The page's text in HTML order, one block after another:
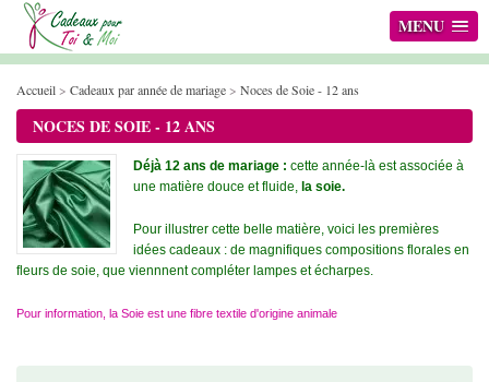
MENU
Accueil> Cadeaux par année de mariage> Noces de Soie - 12 ans
NOCES DE SOIE - 12 ANS
Déjà 12 ans de mariage : cette année-là est associée à
une matière douce et fluide, la soie.
Pour illustrer cette belle matière, voici les premières
idées cadeaux : de magnifiques compositions florales en
fleurs de soie, que viennnent compléter lampes et écharpes.
Pour information, la Soie est une fibre textile d'origine animale